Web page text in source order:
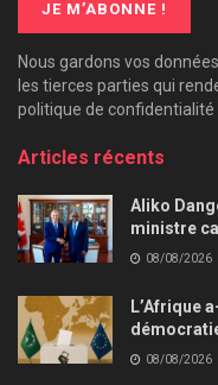
Nous gardons vos
les tierces parties qui
politique de confidentialité
Articles récents
Aliko
ministre
08/08/2026
L’Afrique
08/08/2026